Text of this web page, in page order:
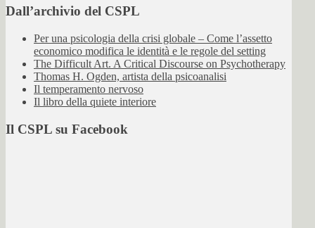
Dall’archivio del CSPL
Per una psicologia della crisi globale – Come l’assetto
economico modifica le identità e le regole del setting
The Difficult Art. A Critical Discourse on Psychotherapy
Thomas H. Ogden, artista della psicoanalisi
Il temperamento nervoso
Il libro della quiete interiore
Il CSPL su Facebook